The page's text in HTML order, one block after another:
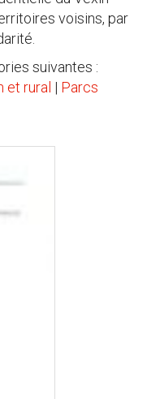
voisins, par
suivantes :
et rural | Parcs